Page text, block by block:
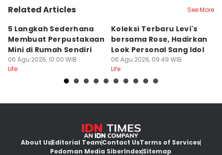
Related Articles See More
5 Langkah Sederhana
Membuat Perpustakaan
Mini di Rumah Sendiri
06 Agu 2026, 10:00 WIB
Life
Koleksi Terbaru Levi's
bersama Rose, Hadirkan
Look Personal Sang Idol
06 Agu 2026, 09:49 WIB
Life
About UsEditorial TeamContact UsTerms of Services
Pedoman Media SiberIndexSitemap